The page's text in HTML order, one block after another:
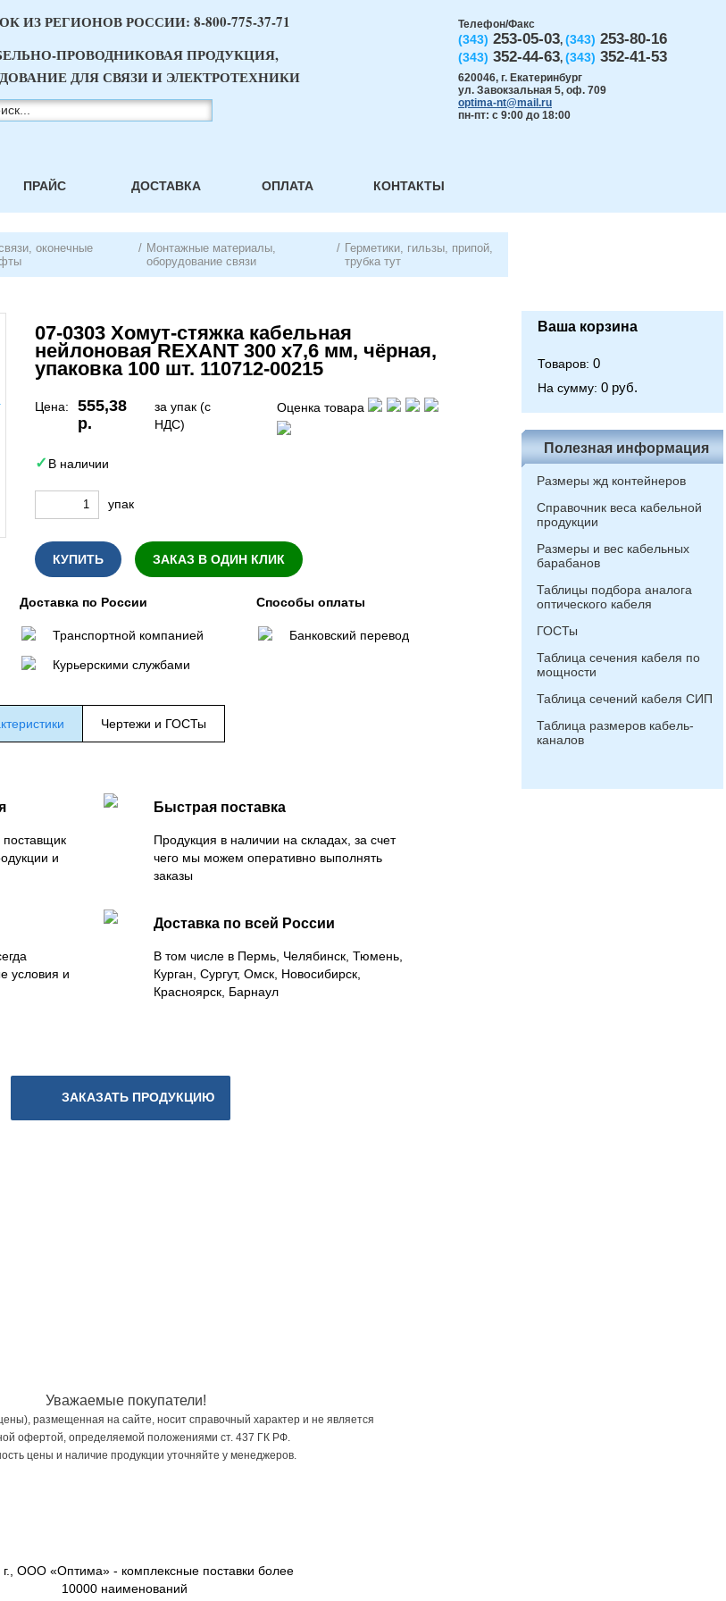
Телефон/Факс
(343) 253-05-03, (343) 253-80-16
(343) 352-44-63, (343) 352-41-53
620046, г. Екатеринбург
ул. Завокзальная 5, оф. 709
optima-nt@mail.ru
пн-пт: с 9:00 до 18:00
ИЗ РЕГИОНОВ РОССИИ: 8-800-775-37-71
ПРОВОДНИКОВАЯ ПРОДУКЦИЯ,
ДЛЯ СВЯЗИ И ЭЛЕКТРОТЕХНИКИ
ПРАЙС ДОСТАВКА ОПЛАТА КОНТАКТЫ
оконечные
/ Монтажные материалы,
оборудование связи
/ Герметики, гильзы, припой,
трубка тут
07-0303 Хомут-стяжка кабельная
нейлоновая REXANT 300 x7,6 мм, чёрная,
упаковка 100 шт. 110712-00215
Цена:
555,38
р.
за упак (с
НДС)
Оценка товара
В наличии
упак
КУПИТЬ ЗАКАЗ В ОДИН КЛИК
Доставка по России
Транспортной компанией
Курьерскими службами
Способы оплаты
Банковский перевод
Чертежи и ГОСТы
и
Быстрая поставка
Продукция в наличии на складах, за счет
чего мы можем оперативно выполнять
заказы
условия и
Доставка по всей России
В том числе в Пермь, Челябинск, Тюмень,
Курган, Сургут, Омск, Новосибирск,
Красноярск, Барнаул
ЗАКАЗАТЬ ПРОДУКЦИЮ
Ваша корзина
Товаров: 0
На сумму: 0 руб.
Полезная информация
Размеры жд контейнеров
Справочник веса кабельной
продукции
Размеры и вес кабельных
барабанов
Таблицы подбора аналога
оптического кабеля
ГОСТы
Таблица сечения кабеля по
мощности
Таблица сечений кабеля СИП
Таблица размеров кабель-
каналов
Уважаемые покупатели!
размещенная на сайте, носит справочный характер и не является
офертой, определяемой положениями ст. 437 ГК РФ.
цены и наличие продукции уточняйте у менеджеров.
ООО «Оптима» - комплексные поставки более
10000 наименований